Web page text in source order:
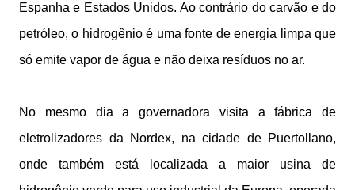
Espanha e Estados Unidos. Ao contrário do carvão e do
petróleo, o hidrogênio é uma fonte de energia limpa que
só emite vapor de água e não deixa resíduos no ar.
No mesmo dia a governadora visita a fábrica de
eletrolizadores da Nordex, na cidade de Puertollano,
onde também está localizada a maior usina de